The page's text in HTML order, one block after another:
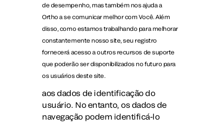
de desempenho, mas também nos ajuda a
Ortho a se comunicar melhor com Você. Além
disso, como estamos trabalhando para melhorar
constantemente nosso site, seu registro
fornecerá acesso a outros recursos de suporte
que poderão ser disponibilizados no futuro para
os usuários deste site.
aos dados de identificação do
usuário. No entanto, os dados de
navegação podem identificá-lo